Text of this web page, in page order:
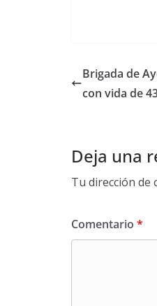
Brigada de
con vida de
Deja una
Tu dirección de
Comentario *